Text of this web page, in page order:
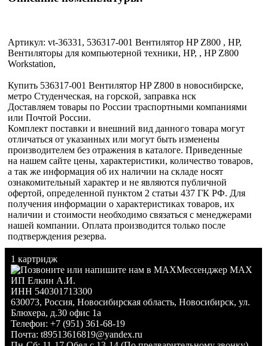
Артикул: vt-36331, 536317-001 Вентилятор HP Z800 , HP,
Вентиляторы для компьютерной техники, HP, , HP Z800
Workstation,
Купить 536317-001 Вентилятор HP Z800 в новосибирске,
метро Студенческая, на горской, заправка нск
Доставляем товары по России траспортными компаниями
или Почтой России.
Комплект поставки и внешний вид данного товара могут
отличаться от указанных или могут быть изменены
производителем без отражения в каталоге. Приведенные
на нашем сайте цены, характеристики, количество товаров,
а так же информация об их наличии на складе носят
ознакомительный характер и не являются публичной
офертой, определенной пунктом 2 статьи 437 ГК РФ. Для
получения информации о характеристиках товаров, их
наличии и стоимости необходимо связаться с менеджерами
нашей компании. Оплата производится только после
подтверждения резерва.
1 картридж
Мессенджер MAX
ИП Елкин А.И.
ИНН 540301713300
630073, Россия, Новосибирская область, Новосибирск, ул.
Блюхера, д.30 офис 1а
Телефон: +7 (951) 361-68-19
Почта: t89513616819@yandex.ru